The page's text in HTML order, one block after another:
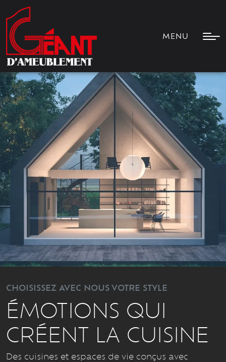
MENU
CHOISISSEZ AVEC NOUS VOTRE STYLE
ÉMOTIONS QUI
CRÉENT LA CUISINE
Des cuisines et espaces de vie conçus avec